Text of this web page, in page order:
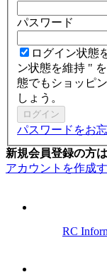
パスワード
ログイン状態
ン状態を維持 "
態でもショッピ
しょう。
ログイン
パスワードをお
新規会員登録の方
アカウントを作成
RC